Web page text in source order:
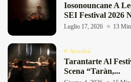
Iosonouncane A
SEI Festival 2026
Luglio 17, 2026 13 Min
Attualità
Tarantarte Al
Scena “Taràn,...